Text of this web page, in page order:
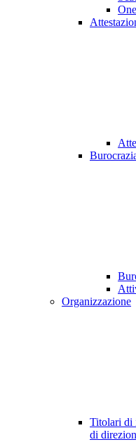
Organizzazione
Titolari di
di